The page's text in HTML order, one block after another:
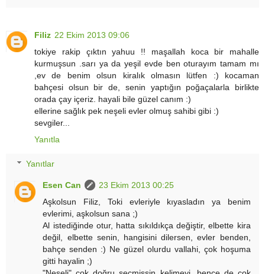
Filiz 22 Ekim 2013 09:06
tokiye rakip çıktın yahuu !! maşallah koca bir mahalle
kurmuşsun .sarı ya da yeşil evde ben oturayım tamam mı
,ev de benim olsun kiralık olmasın lütfen :) kocaman
bahçesi olsun bir de, senin yaptığın poğaçalarla birlikte
orada çay içeriz. hayali bile güzel canım :)
ellerine sağlık pek neşeli evler olmuş sahibi gibi :)
sevgiler...
Yanıtla
Yanıtlar
Esen Can
23 Ekim 2013 00:25
Aşkolsun Filiz, Toki evleriyle kıyasladın ya benim
evlerimi, aşkolsun sana ;)
Al istediğinde otur, hatta sıkıldıkça değiştir, elbette kira
değil, elbette senin, hangisini dilersen, evler benden,
bahçe senden :) Ne güzel olurdu vallahi, çok hoşuma
gitti hayalin ;)